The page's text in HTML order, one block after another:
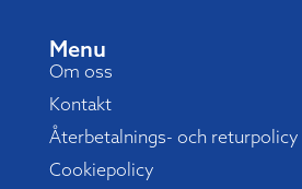
Menu
Om oss
Kontakt
Återbetalnings- och returpolicy
Cookiepolicy